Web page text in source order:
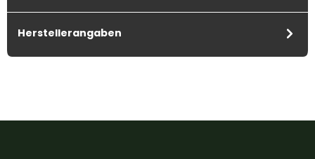
Herstellerangaben